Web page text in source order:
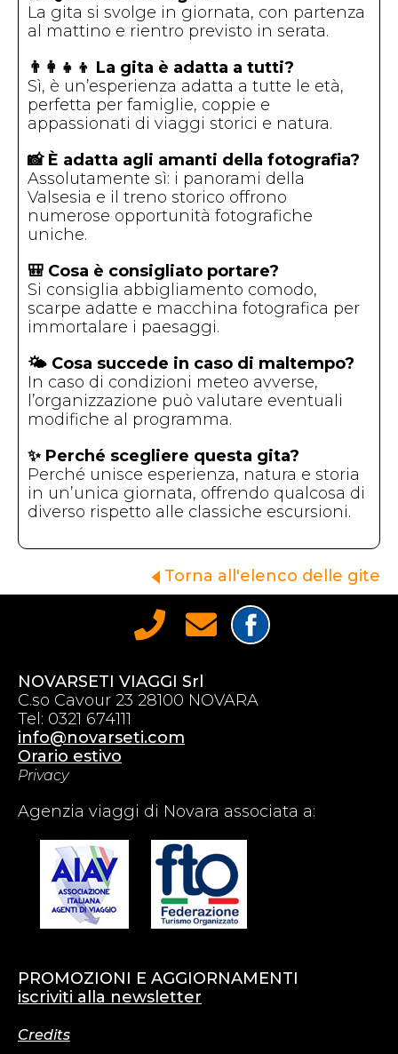
La gita si svolge in giornata, con partenza
al mattino e rientro previsto in serata.
👨‍👩‍👧‍👦 La gita è adatta a tutti?
Sì, è un’esperienza adatta a tutte le età,
perfetta per famiglie, coppie e
appassionati di viaggi storici e natura.
📸 È adatta agli amanti della fotografia?
Assolutamente sì: i panorami della
Valsesia e il treno storico offrono
numerose opportunità fotografiche
uniche.
🎒 Cosa è consigliato portare?
Si consiglia abbigliamento comodo,
scarpe adatte e macchina fotografica per
immortalare i paesaggi.
🌤️ Cosa succede in caso di maltempo?
In caso di condizioni meteo avverse,
l’organizzazione può valutare eventuali
modifiche al programma.
✨ Perché scegliere questa gita?
Perché unisce esperienza, natura e storia
in un’unica giornata, offrendo qualcosa di
diverso rispetto alle classiche escursioni.
Torna all'elenco delle gite
NOVARSETI VIAGGI Srl
C.so Cavour 23 28100 NOVARA
Tel: 0321 674111
info@novarseti.com
Orario estivo
Privacy
Agenzia viaggi di Novara associata a:
PROMOZIONI E AGGIORNAMENTI
iscriviti alla newsletter
Credits